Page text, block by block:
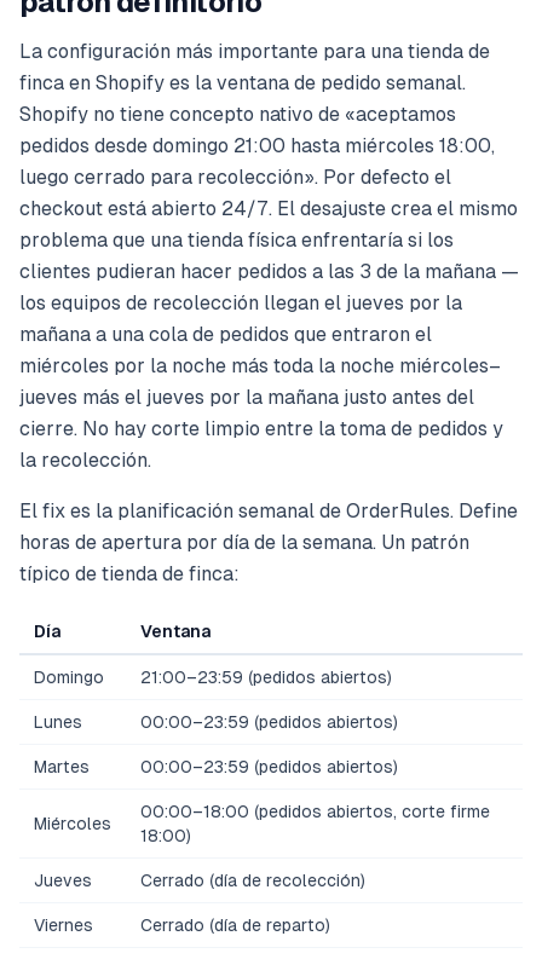
La configuración más importante para una tienda de
finca en Shopify es la ventana de pedido semanal.
Shopify no tiene concepto nativo de «aceptamos
pedidos desde domingo 21:00 hasta miércoles 18:00,
luego cerrado para recolección». Por defecto el
checkout está abierto 24/7. El desajuste crea el mismo
problema que una tienda física enfrentaría si los
clientes pudieran hacer pedidos a las 3 de la mañana —
los equipos de recolección llegan el jueves por la
mañana a una cola de pedidos que entraron el
miércoles por la noche más toda la noche miércoles–
jueves más el jueves por la mañana justo antes del
cierre. No hay corte limpio entre la toma de pedidos y
la recolección.
El fix es la planificación semanal de OrderRules. Define
horas de apertura por día de la semana. Un patrón
típico de tienda de finca:
Día Ventana
Domingo 21:00–23:59 (pedidos abiertos)
Lunes 00:00–23:59 (pedidos abiertos)
Martes 00:00–23:59 (pedidos abiertos)
Miércoles
00:00–18:00 (pedidos abiertos, corte firme
18:00)
Jueves Cerrado (día de recolección)
Viernes Cerrado (día de reparto)